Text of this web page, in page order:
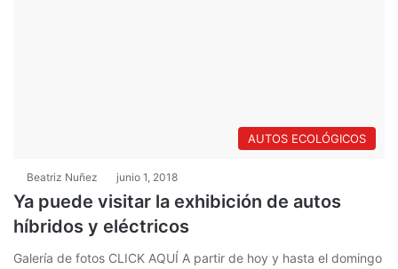
AUTOS ECOLÓGICOS
Beatriz Nuñez junio 1, 2018
Ya puede visitar la exhibición de autos
híbridos y eléctricos
Galería de fotos CLICK AQUÍ A partir de hoy y hasta el domingo